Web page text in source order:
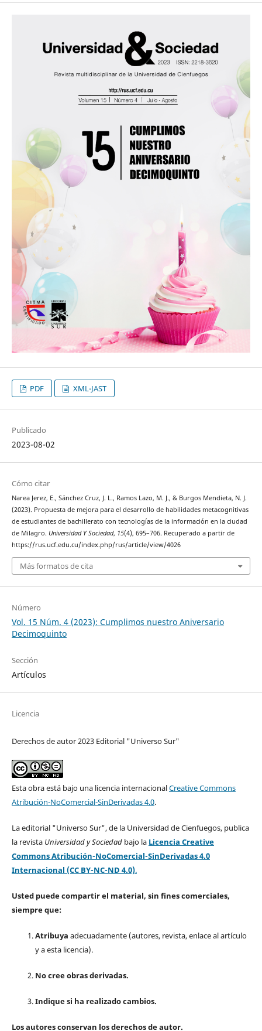
PDF XML-JAST
Publicado
2023-08-02
Cómo citar
Narea Jerez, E., Sánchez Cruz, J. L., Ramos Lazo, M. J., & Burgos Mendieta, N. J.
(2023). Propuesta de mejora para el desarrollo de habilidades metacognitivas
de estudiantes de bachillerato con tecnologías de la información en la ciudad
de Milagro. Universidad Y Sociedad, 15(4), 695–706. Recuperado a partir de
https://rus.ucf.edu.cu/index.php/rus/article/view/4026
Más formatos de cita
Número
Vol. 15 Núm. 4 (2023): Cumplimos nuestro Aniversario
Decimoquinto
Sección
Artículos
Licencia
Derechos de autor 2023 Editorial "Universo Sur"
Esta obra está bajo una licencia internacionalCreative Commons
Atribución-NoComercial-SinDerivadas 4.0.
La editorial "Universo Sur", de la Universidad de Cienfuegos, publica
la revista Universidad y Sociedad bajo la Licencia Creative
Commons Atribución-NoComercial-SinDerivadas 4.0
Internacional (CC BY-NC-ND 4.0).
Usted puede compartir el material, sin fines comerciales,
siempre que:
Atribuya adecuadamente (autores, revista, enlace al artículo
y a esta licencia).
No cree obras derivadas.
Indique si ha realizado cambios.
Los autores conservan los derechos de autor.